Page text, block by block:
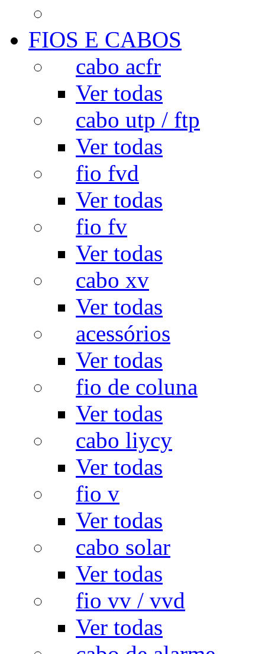
FIOS E CABOS
cabo acfr
Ver todas
cabo utp / ftp
Ver todas
fio fvd
Ver todas
fio fv
Ver todas
cabo xv
Ver todas
acessórios
Ver todas
fio de coluna
Ver todas
cabo liycy
Ver todas
fio v
Ver todas
cabo solar
Ver todas
fio vv / vvd
Ver todas